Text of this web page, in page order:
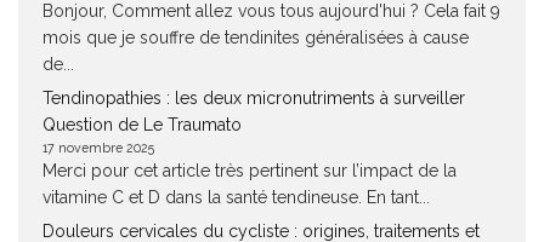
Bonjour, Comment allez vous tous aujourd'hui ? Cela fait 9
mois que je souffre de tendinites généralisées à cause
de...
Tendinopathies : les deux micronutriments à surveiller
Question de Le Traumato
17 novembre 2025
Merci pour cet article très pertinent sur l’impact de la
vitamine C et D dans la santé tendineuse. En tant...
Douleurs cervicales du cycliste : origines, traitements et